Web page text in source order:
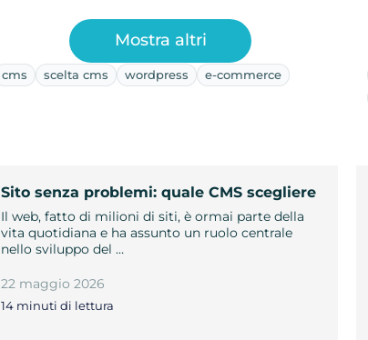
cms scelta cms wordpress e-commerce
Sito senza problemi: quale CMS scegliere
Il web, fatto di milioni di siti, è ormai parte della
vita quotidiana e ha assunto un ruolo centrale
nello sviluppo del …
22 maggio 2026
14 minuti di lettura
Mostra altri